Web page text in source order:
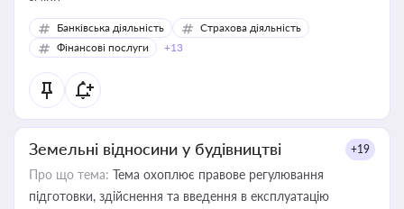
Банківська діяльність
Страхова діяльність
Фінансові послуги
+13
Земельні відносини у будівництві +19
Про що тема: Тема охоплює правове регулювання
підготовки, здійснення та введення в експлуатацію